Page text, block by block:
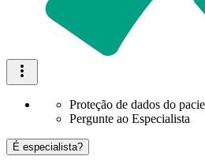
Proteção de dados do
Pergunte ao Especialista
É especialista?